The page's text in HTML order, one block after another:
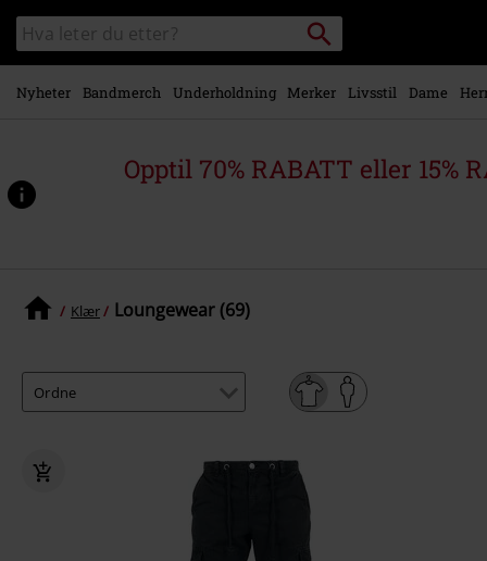
Skipp til
hovedinnhold
Søk
i
katalogen
Søk
Nyheter Bandmerch Underholdning Merker Livsstil Dame
Opptil 70% RABATT eller 15%
Klær Loungewear (69)